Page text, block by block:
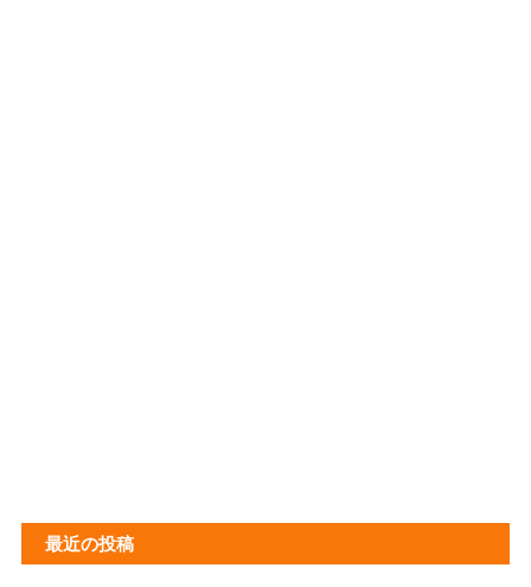
最近の投稿